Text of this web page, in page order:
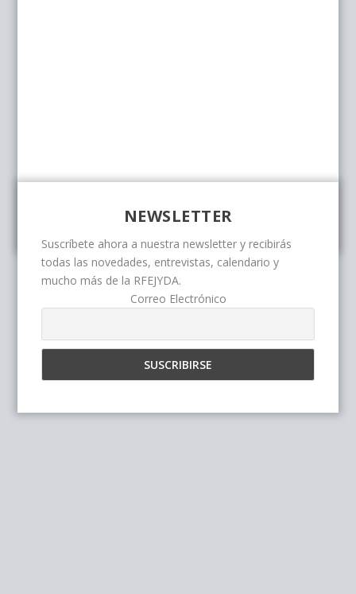
NEWSLETTER
Suscríbete ahora a nuestra newsletter y recibirás
todas las novedades, entrevistas, calendario y
mucho más de la RFEJYDA.
Correo Electrónico